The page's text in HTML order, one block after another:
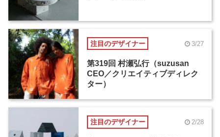
注目のデザイナー 3/27
第319回 村瀬弘行（suzusan
CEO／クリエイティブディレク
ター）
注目のデザイナー 2/28